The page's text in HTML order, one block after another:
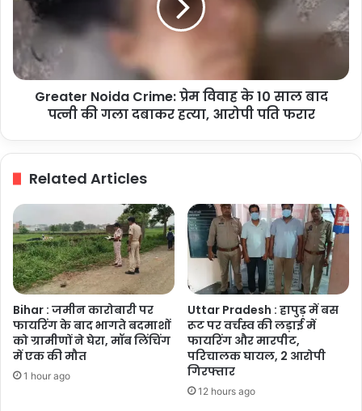
विवाह
के
10
साल
बाद
आरोपी
फरार
Greater Noida Crime: प्रेम विवाह के 10 साल बाद
पत्नी की गला दबाकर हत्या, आरोपी पति फरार
Related Articles
Bihar : जमीन कारोबारी पर
फायरिंग के बाद भागते बदमाशों
को ग्रामीणों ने घेरा, मॉब लिंचिंग
में एक की मौत
1 hour ago
Uttar Pradesh : हापुड़ में बस
रूट पर वर्चस्व की लड़ाई में
फायरिंग और मारपीट,
परिचालक घायल, 2 आरोपी
गिरफ्तार
12 hours ago